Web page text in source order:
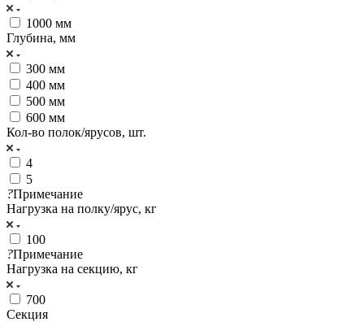
1000 мм
Глубина, мм
300 мм
400 мм
500 мм
600 мм
Кол-во полок/ярусов, шт.
4
5
?Примечание
Нагрузка на полку/ярус, кг
100
?Примечание
Нагрузка на секцию, кг
700
Секция